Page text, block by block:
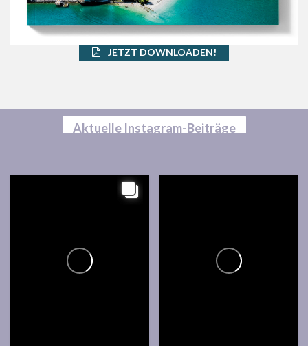
JETZT DOWNLOADEN!
Aktuelle Instagram-Beiträge